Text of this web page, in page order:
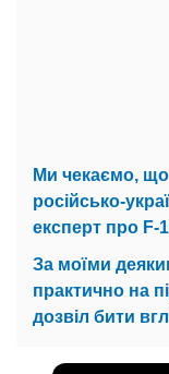
Ми чекаємо, що
російсько-
експерт про F-
За моїми
практично на
дозвіл бити